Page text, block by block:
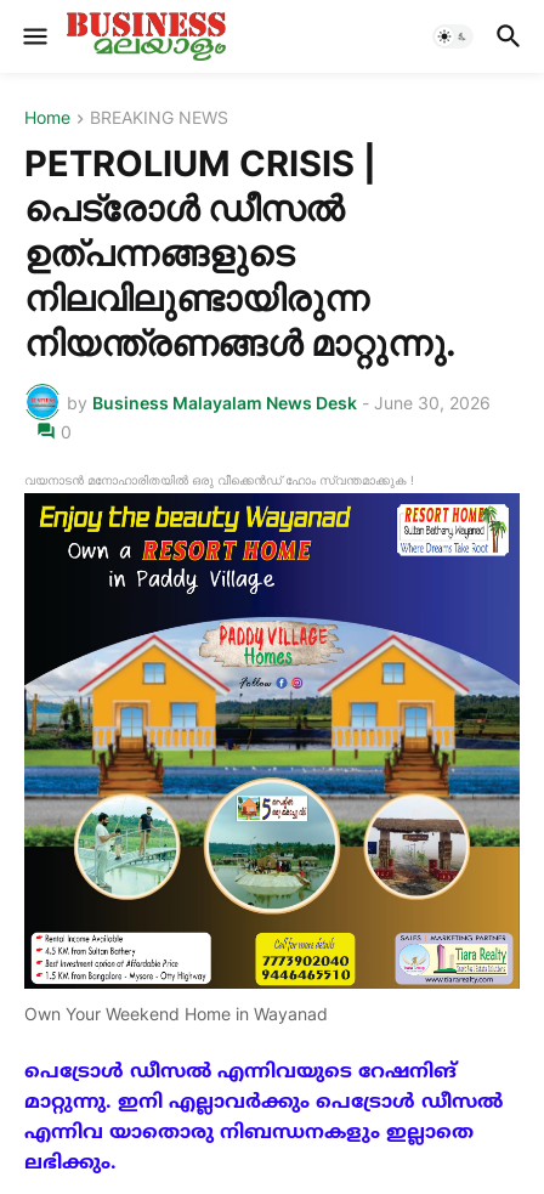
Home BREAKING NEWS
PETROLIUM CRISIS |
പെട്രോൾ ഡീസൽ
ഉത്പന്നങ്ങളുടെ
നിലവിലുണ്ടായിരുന്ന
നിയന്ത്രണങ്ങൾ മാറ്റുന്നു.
by Business Malayalam News Desk - June 30, 2026
0
വയനാടൻ മനോഹാരിതയിൽ ഒരു വീക്കെൻഡ് ഹോം സ്വന്തമാക്കുക !
Own Your Weekend Home in Wayanad
പെട്രോൾ ഡീസൽ എന്നിവയുടെ റേഷനിങ്
മാറ്റുന്നു. ഇനി എല്ലാവർക്കും പെട്രോൾ ഡീസൽ
എന്നിവ യാതൊരു നിബന്ധനകളും ഇല്ലാതെ
ലഭിക്കും.